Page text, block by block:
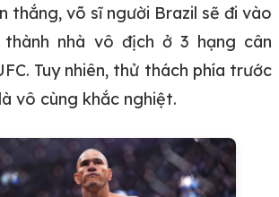
thắng, võ sĩ người Brazil sẽ đi vào
nhà vô địch ở 3 hạng cân
Tuy nhiên, thử thách phía trước
vô cùng khắc nghiệt.